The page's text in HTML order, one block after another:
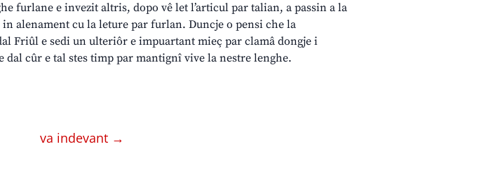
furlane e invezit altris, dopo vê let l’articul par talian, a passin a la
alenament cu la leture par furlan. Duncje o pensi che la
Friûl e sedi un ulteriôr e impuartant mieç par clamâ dongje i
dal cûr e tal stes timp par mantignî vive la nestre lenghe.
va indevant →